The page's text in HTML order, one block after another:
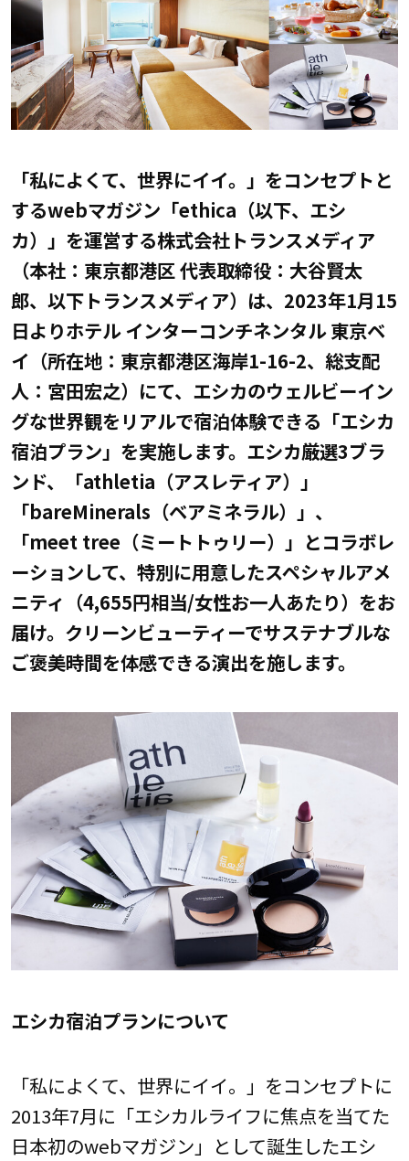
「私によくて、世界にイイ。」をコンセプトと
するwebマガジン「ethica（以下、エシ
カ）」を運営する株式会社トランスメディア
（本社：東京都港区 代表取締役：大谷賢太
郎、以下トランスメディア）は、2023年1月15
日よりホテル インターコンチネンタル 東京ベ
イ（所在地：東京都港区海岸1-16-2、総支配
人：宮田宏之）にて、エシカのウェルビーイン
グな世界観をリアルで宿泊体験できる「エシカ
宿泊プラン」を実施します。エシカ厳選3ブラ
ンド、「athletia（アスレティア）」
「bareMinerals（ベアミネラル）」、
「meet tree（ミートトゥリー）」とコラボレ
ーションして、特別に用意したスペシャルアメ
ニティ（4,655円相当/女性お一人あたり）をお
届け。クリーンビューティーでサステナブルな
ご褒美時間を体感できる演出を施します。
エシカ宿泊プランについて
「私によくて、世界にイイ。」をコンセプトに
2013年7月に「エシカルライフに焦点を当てた
日本初のwebマガジン」として誕生したエシ